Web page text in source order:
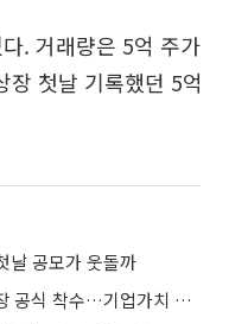
. 거래량은 5억 주가
장 첫날 기록했던 5억
날 공모가 웃돌까
머스크의 스페이스X, 나스닥 상장 공식 착수…기업가치 2조달러 노린다